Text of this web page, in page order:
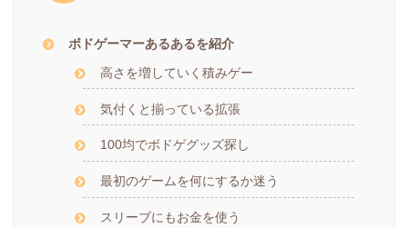
ボドゲーマーあるあるを紹介
高さを増していく積みゲー
気付くと揃っている拡張
100均でボドゲグッズ探し
最初のゲームを何にするか迷う
スリーブにもお金を使う